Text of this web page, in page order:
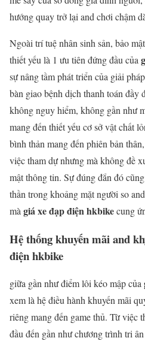
hướng quay trở lại and chơi chậm
Ngoài trí tuệ nhân sinh sản, bảo
thiết yếu là 1 ưu tiên đứng đầu của
sự nâng tầm phát triển của giải
bàn giao bệnh dịch thanh toán đầy
không nguy hiểm, không gần như
mang đến thiết yếu cơ sở vật chất
bình thản mang đến phiên bản
việc tham dự nhưng mà không đề
mật thông tin. Sự đúng đắn đó
thần trong khoảng mặt người so
mà giá xe đạp điện hkbikecung
Hệ thống khuyến mãi and
điện hkbike
giữa gần như điểm lôi kéo mập của
xem là hệ điều hành khuyến mãi
riêng mang đến game thủ. Từ việc
đầu đến gần như chương trình tri